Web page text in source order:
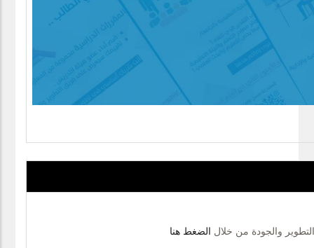
والجودة من خلال الضغط هنا